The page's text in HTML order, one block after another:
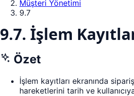
Müşteri Yönetimi
9.7
9.7. İşlem
Özet
İşlem kayıtları ekranında
hareketlerini tarih ve